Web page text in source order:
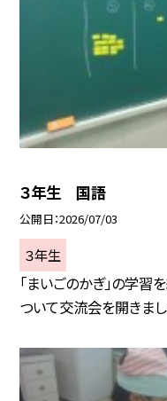
３年生 国語
公開日 2026/07/03
３年生
「まいごのかぎ」の学習
ついて交流会を開きま